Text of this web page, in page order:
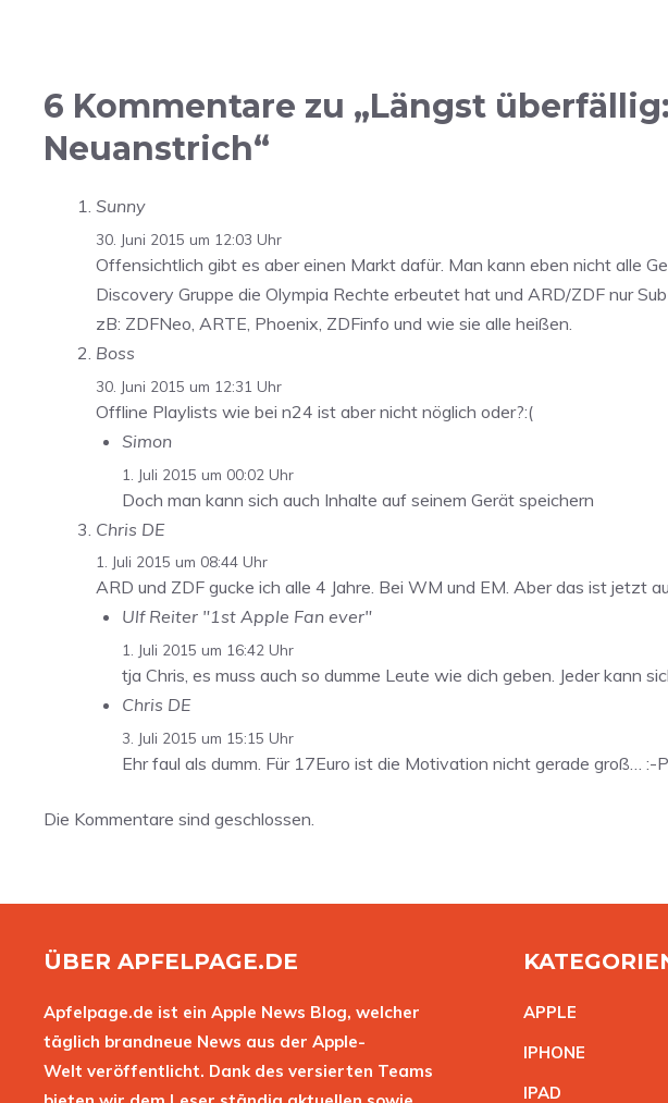
6 Kommentare zu „Längst
Neuanstrich“
Sunny
30. Juni 2015 um 12:03 Uhr
Offensichtlich gibt es aber einen Markt dafür. Man kann eben nicht alle
Discovery Gruppe die Olympia Rechte erbeutet hat und ARD/ZDF nur
zB: ZDFNeo, ARTE, Phoenix, ZDFinfo und wie sie alle heißen.
Boss
30. Juni 2015 um 12:31 Uhr
Offline Playlists wie bei n24 ist aber nicht nöglich oder?:(
Simon
1. Juli 2015 um 00:02 Uhr
Doch man kann sich auch Inhalte auf seinem Gerät speichern
Chris DE
1. Juli 2015 um 08:44 Uhr
ARD und ZDF gucke ich alle 4 Jahre. Bei WM und EM. Aber das ist jetzt
Ulf Reiter "1st Apple Fan ever"
1. Juli 2015 um 16:42 Uhr
tja Chris, es muss auch so dumme Leute wie dich geben. Jeder kann
Chris DE
3. Juli 2015 um 15:15 Uhr
Ehr faul als dumm. Für 17Euro ist die Motivation nicht gerade groß… :-P
Die Kommentare sind geschlossen.
ÜBER APFELPAGE.DE
Apfelpage.de ist ein Apple News Blog, welcher
täglich brandneue News aus der Apple-
Welt veröffentlicht. Dank des versierten Teams
APPLE
IPHONE
IPAD